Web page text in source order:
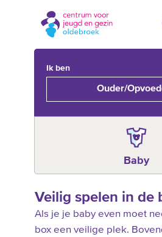
Ik ben
Ouder/
Baby
Veilig spelen in de
Als je je baby even moet
box een veilige plek.